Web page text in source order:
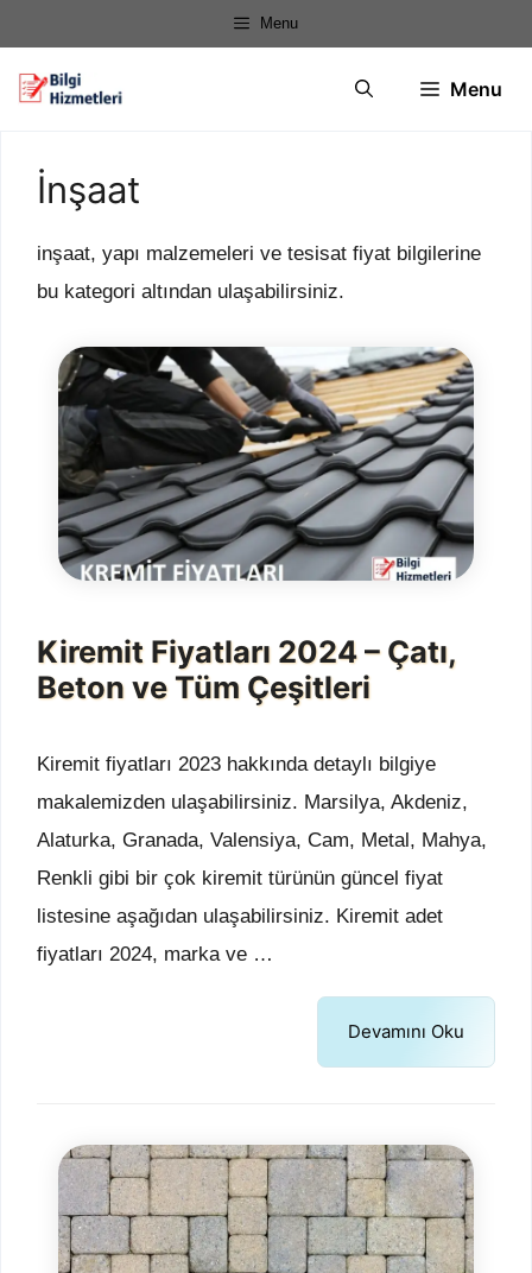
atla
Menu
Menu
İnşaat
inşaat, yapı malzemeleri ve tesisat fiyat bilgilerine
bu kategori altından ulaşabilirsiniz.
Kiremit Fiyatları 2024 – Çatı,
Beton ve Tüm Çeşitleri
Kiremit fiyatları 2023 hakkında detaylı bilgiye
makalemizden ulaşabilirsiniz. Marsilya, Akdeniz,
Alaturka, Granada, Valensiya, Cam, Metal, Mahya,
Renkli gibi bir çok kiremit türünün güncel fiyat
listesine aşağıdan ulaşabilirsiniz. Kiremit adet
fiyatları 2024, marka ve …
Devamını Oku